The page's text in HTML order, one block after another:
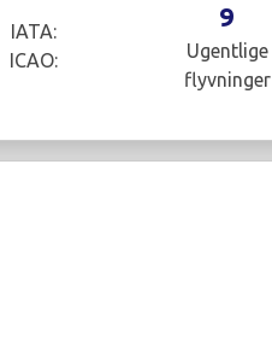
IATA:
ICAO:
9
Ugentlige
flyvninger